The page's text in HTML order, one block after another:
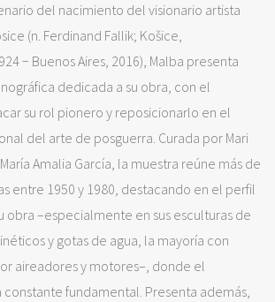
del nacimiento del visionario artista
(n. Ferdinand Fallik; Košice,
− Buenos Aires, 2016), Malba presenta
dedicada a su obra, con el
su rol pionero y reposicionarlo en el
del arte de posguerra. Curada por Mari
Amalia García, la muestra reúne más de
entre 1950 y 1980, destacando en el perfil
obra –especialmente en sus esculturas de
y gotas de agua, la mayoría con
aireadores y motores–, donde el
constante fundamental. Presenta además,